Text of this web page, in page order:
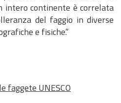
intero continente è correlata
del faggio in diverse
e fisiche.”
faggete UNESCO